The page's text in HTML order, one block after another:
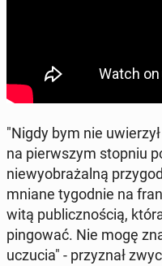
"Nigdy bym nie
na pierw­szym stopniu
nie­wy­obra­żal­ną
mnia­ne ty­go­dnie na
wi­tą pu­blicz­no­ścią,
pin­go­wać. Nie mogę
uczucia" - przy­znał